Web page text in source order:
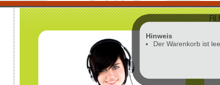
Hinweis
Der Warenkorb ist